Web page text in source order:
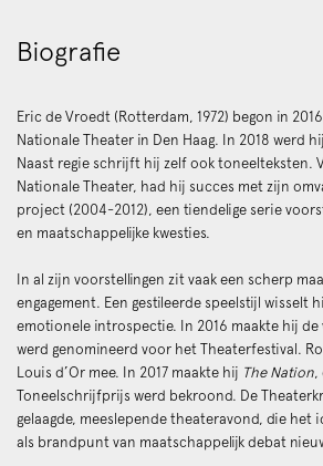
Biografie
Eric de Vroedt (Rotterdam, 1972) begon in
Nationale Theater in Den Haag. In 2018 werd
Naast regie schrijft hij zelf ook toneelteksten.
Nationale Theater, had hij succes met zijn
project (2004-2012), een tiendelige serie
en maatschappelijke kwesties.
In al zijn voorstellingen zit vaak een scherp
engagement. Een gestileerde speelstijl wisselt
emotionele introspectie. In 2016 maakte hij de
werd genomineerd voor het Theaterfestival.
Louis d’Or mee. In 2017 maakte hij The Nation,
Toneelschrijfprijs werd bekroond. De
gelaagde, meeslepende theateravond, die het
als brandpunt van maatschappelijk debat